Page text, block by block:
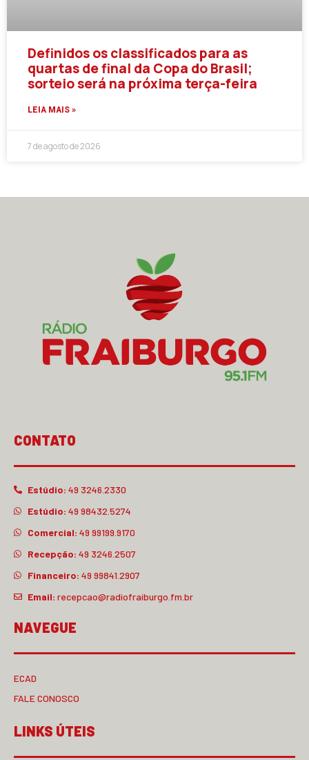
Definidos os classificados para as
quartas de final da Copa do Brasil;
sorteio será na próxima terça-feira
LEIA MAIS »
7 de agosto de 2026
CONTATO
Estúdio: 49 3246.2330
Estúdio: 49 98432.5274
Comercial: 49 99199.9170
Recepção: 49 3246.2507
Financeiro: 49 99841.2907
Email: recepcao@radiofraiburgo.fm.br
NAVEGUE
ECAD
FALE CONOSCO
LINKS ÚTEIS